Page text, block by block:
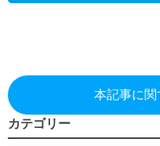
本記事に
カテゴリー